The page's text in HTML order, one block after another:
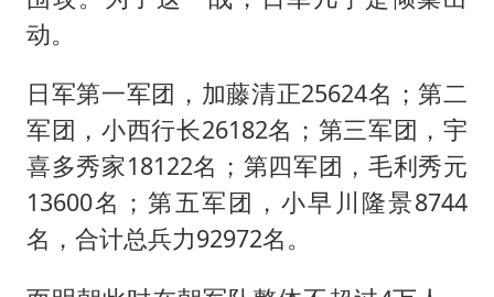
动。
日军第一军团，加藤清正25624名；第二
军团，小西行长26182名；第三军团，宇
喜多秀家18122名；第四军团，毛利秀元
13600名；第五军团，小早川隆景8744
名，合计总兵力92972名。